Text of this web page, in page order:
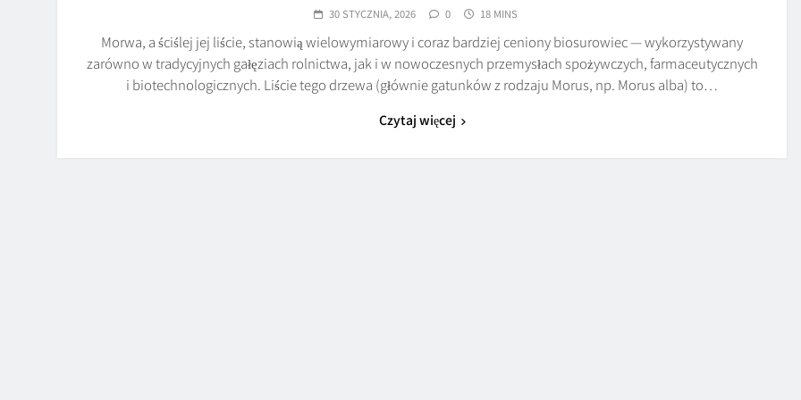
30 STYCZNIA, 2026 0 18 MINS
Morwa, a ściślej jej liście, stanowią wielowymiarowy i coraz bardziej ceniony biosurowiec — wykorzystywany
zarówno w tradycyjnych gałęziach rolnictwa, jak i w nowoczesnych przemysłach spożywczych, farmaceutycznych
i biotechnologicznych. Liście tego drzewa (głównie gatunków z rodzaju Morus, np. Morus alba) to…
Czytaj więcej